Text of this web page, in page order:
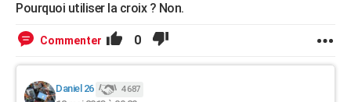
Pourquoi utiliser la croix ? Non.
Commenter 0
Daniel 26 4 687